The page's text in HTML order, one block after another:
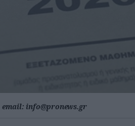
email: info@pronews.gr